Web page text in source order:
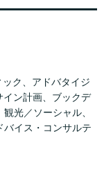
ク、アドバタイジ
イン計画、ブックデ
光／ソーシャル、
バイス・コンサルテ